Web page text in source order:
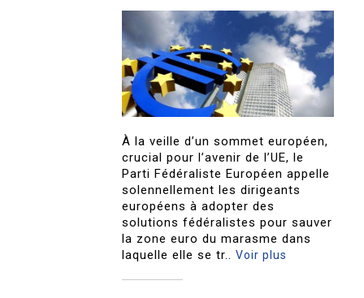
À la veille d’un sommet européen,
crucial pour l’avenir de l’UE, le
Parti Fédéraliste Européen appelle
solennellement les dirigeants
européens à adopter des
solutions fédéralistes pour sauver
la zone euro du marasme dans
laquelle elle se tr..Voir plus